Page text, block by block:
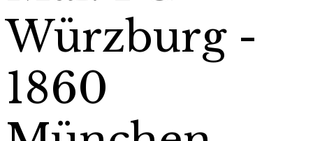
Würzburg -
1860